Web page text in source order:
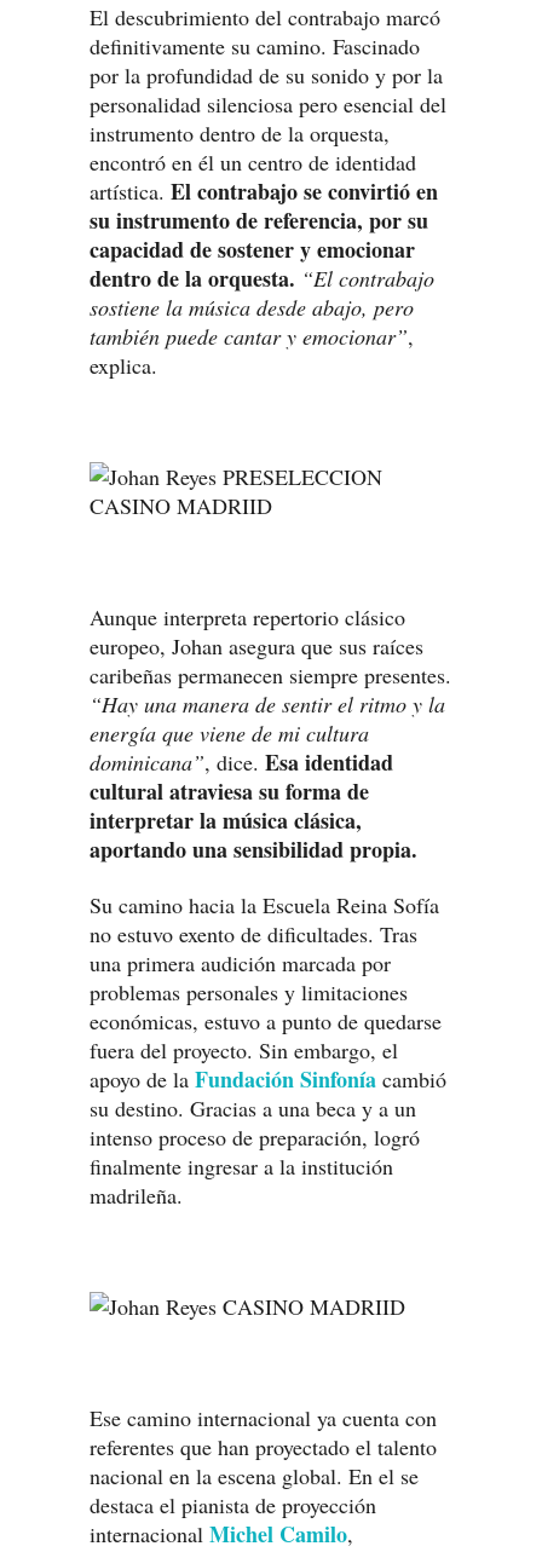
El descubrimiento del contrabajo marcó
definitivamente su camino. Fascinado
por la profundidad de su sonido y por la
personalidad silenciosa pero esencial del
instrumento dentro de la orquesta,
encontró en él un centro de identidad
artística. El contrabajo se convirtió en
su instrumento de referencia, por su
capacidad de sostener y emocionar
dentro de la orquesta. “El contrabajo
sostiene la música desde abajo, pero
también puede cantar y emocionar”,
explica.
Aunque interpreta repertorio clásico
europeo, Johan asegura que sus raíces
caribeñas permanecen siempre presentes.
“Hay una manera de sentir el ritmo y la
energía que viene de mi cultura
dominicana”, dice. Esa identidad
cultural atraviesa su forma de
interpretar la música clásica,
aportando una sensibilidad propia.
Su camino hacia la Escuela Reina Sofía
no estuvo exento de dificultades. Tras
una primera audición marcada por
problemas personales y limitaciones
económicas, estuvo a punto de quedarse
fuera del proyecto. Sin embargo, el
apoyo de la Fundación Sinfonía cambió
su destino. Gracias a una beca y a un
intenso proceso de preparación, logró
finalmente ingresar a la institución
madrileña.
Ese camino internacional ya cuenta con
referentes que han proyectado el talento
nacional en la escena global. En el se
destaca el pianista de proyección
internacional Michel Camilo,